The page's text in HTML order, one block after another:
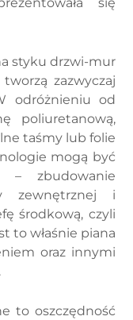
się
styku drzwi-mur
zazwyczaj
odróżnieniu od
poliuretanową,
taśmy lub folie
mogą być
zbudowanie
zewnętrznej i
środkową, czyli
to właśnie piana
oraz innymi
to oszczędność